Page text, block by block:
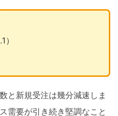
と新規受注は幾分減速しま
需要が引き続き堅調なこと